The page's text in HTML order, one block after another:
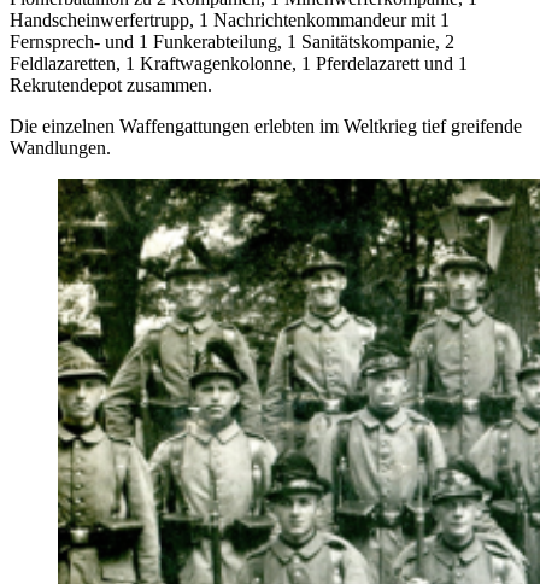
Handscheinwerfertrupp, 1 Nachrichtenkommandeur mit 1
Fernsprech- und 1 Funkerabteilung, 1 Sanitätskompanie, 2
Feldlazaretten, 1 Kraftwagenkolonne, 1 Pferdelazarett und 1
Rekrutendepot zusammen.
Die einzelnen Waffengattungen erlebten im Weltkrieg tief greifende
Wandlungen.